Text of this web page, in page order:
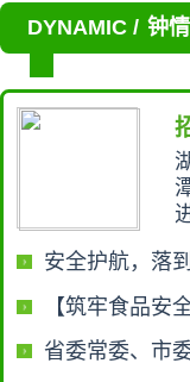
DYNAMIC / 钟
安全护航，落
【筑牢食品安
省委常委、市